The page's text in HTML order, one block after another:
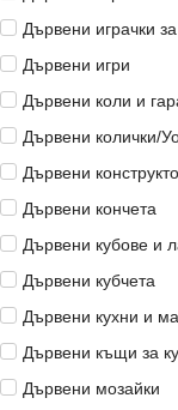
Дървени играчки
Дървени игри
Дървени коли и
Дървени колички/
Дървени
Дървени кончета
Дървени кубове и
Дървени кубчета
Дървени кухни и
Дървени къщи за
Дървени мозайки